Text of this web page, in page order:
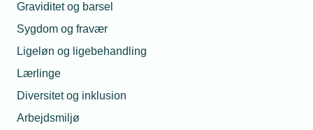
Graviditet og barsel
Sygdom og fravær
Ligeløn og ligebehandling
Lærlinge
Diversitet og inklusion
Arbejdsmiljø
Beregn din refusion ved uddannelse
Få uddannet en arbejdsmand
Tilskud til efter- og videreuddannelse via